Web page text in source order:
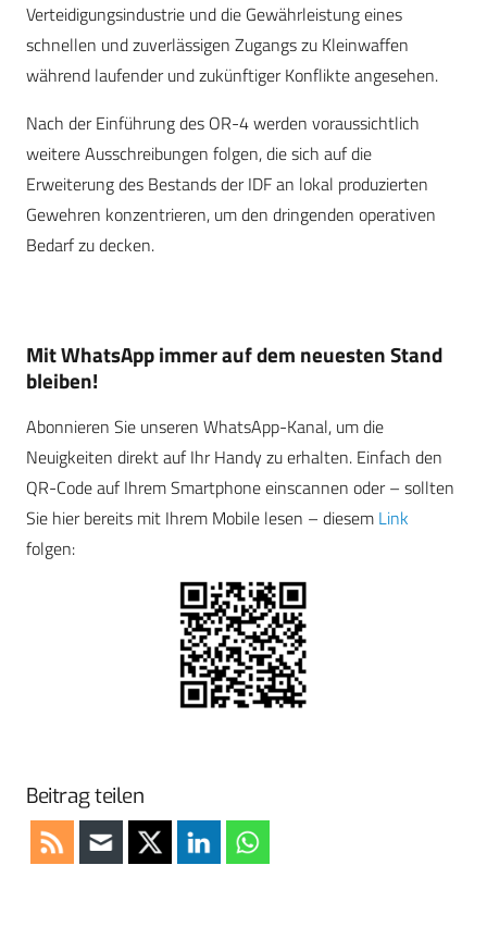
Verteidigungsindustrie und die Gewährleistung eines
schnellen und zuverlässigen Zugangs zu Kleinwaffen
während laufender und zukünftiger Konflikte angesehen.
Nach der Einführung des OR-4 werden voraussichtlich
weitere Ausschreibungen folgen, die sich auf die
Erweiterung des Bestands der IDF an lokal produzierten
Gewehren konzentrieren, um den dringenden operativen
Bedarf zu decken.
Mit WhatsApp immer auf dem neuesten Stand
bleiben!
Abonnieren Sie unseren WhatsApp-Kanal, um die
Neuigkeiten direkt auf Ihr Handy zu erhalten. Einfach den
QR-Code auf Ihrem Smartphone einscannen oder – sollten
Sie hier bereits mit Ihrem Mobile lesen – diesem Link
folgen:
Beitrag teilen